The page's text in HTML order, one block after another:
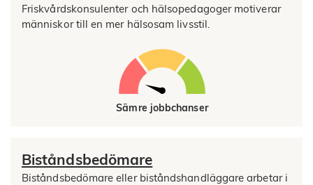
Friskvårdskonsulenter och hälsopedagoger motiverar
människor till en mer hälsosam livsstil.
Sämre jobbchanser
Biståndsbedömare
Biståndsbedömare eller biståndshandläggare arbetar i